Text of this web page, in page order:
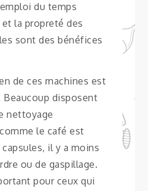
du temps
la propreté des
sont des bénéfices
de ces machines est
disposent
nettoyage
le café est
il y a moins
ou de gaspillage.
pour ceux qui